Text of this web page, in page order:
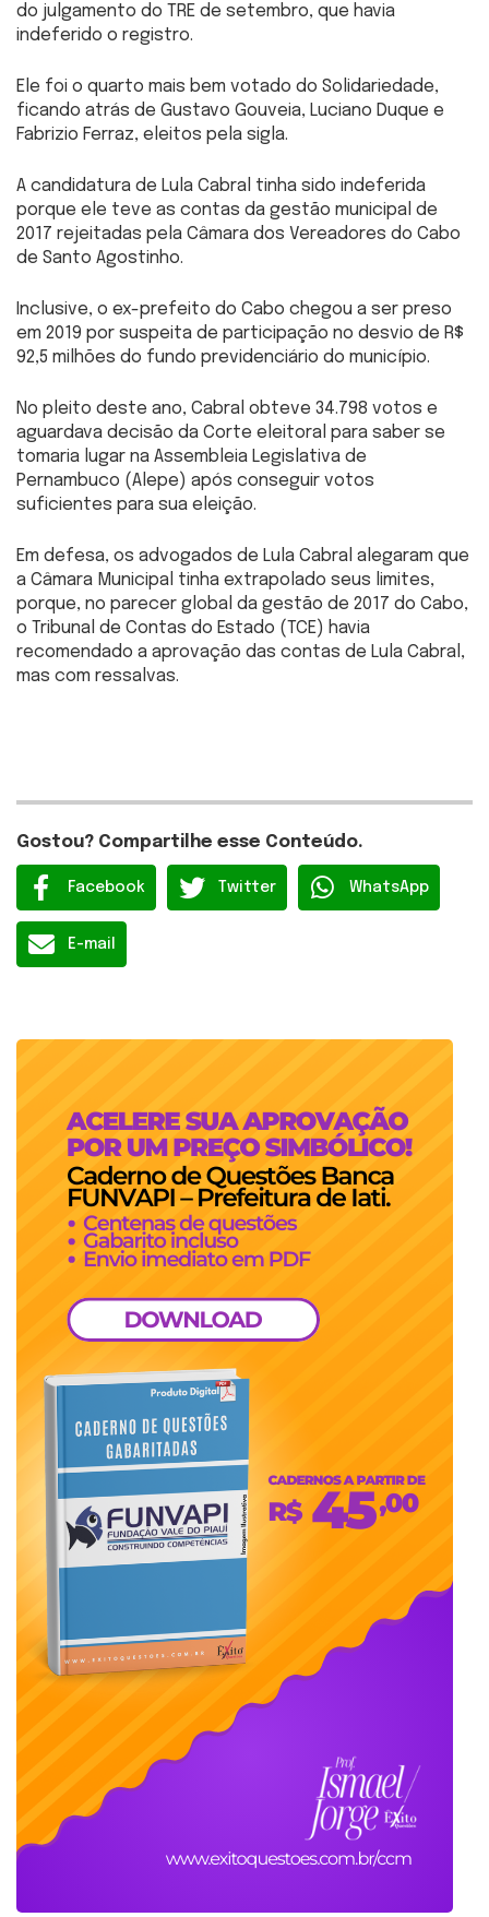
do julgamento do TRE de setembro, que havia
indeferido o registro.
Ele foi o quarto mais bem votado do Solidariedade,
ficando atrás de Gustavo Gouveia, Luciano Duque e
Fabrizio Ferraz, eleitos pela sigla.
A candidatura de Lula Cabral tinha sido indeferida
porque ele teve as contas da gestão municipal de
2017 rejeitadas pela Câmara dos Vereadores do Cabo
de Santo Agostinho.
Inclusive, o ex-prefeito do Cabo chegou a ser preso
em 2019 por suspeita de participação no desvio de R$
92,5 milhões do fundo previdenciário do município.
No pleito deste ano, Cabral obteve 34.798 votos e
aguardava decisão da Corte eleitoral para saber se
tomaria lugar na Assembleia Legislativa de
Pernambuco (Alepe) após conseguir votos
suficientes para sua eleição.
Em defesa, os advogados de Lula Cabral alegaram que
a Câmara Municipal tinha extrapolado seus limites,
porque, no parecer global da gestão de 2017 do Cabo,
o Tribunal de Contas do Estado (TCE) havia
recomendado a aprovação das contas de Lula Cabral,
mas com ressalvas.
Gostou? Compartilhe esse Conteúdo.
Facebook Twitter WhatsApp
E-mail